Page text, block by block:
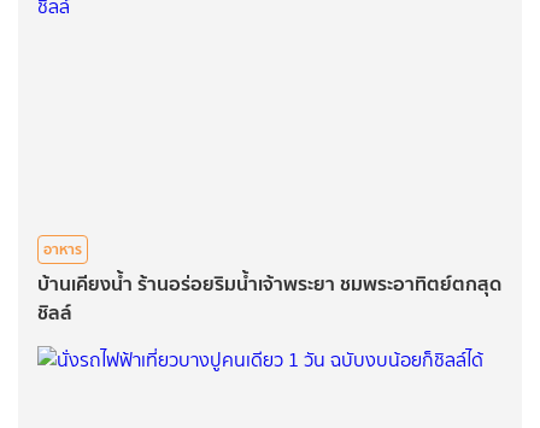
อาหาร
บ้านเคียงน้ำ ร้านอร่อยริมน้ำเจ้าพระยา ชมพระอาทิตย์ตกสุด
ชิลล์